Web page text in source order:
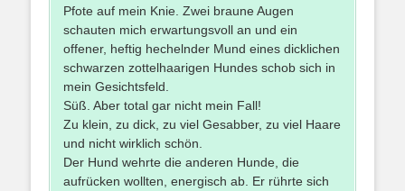
Pfote auf mein Knie. Zwei braune Augen
schauten mich erwartungsvoll an und ein
offener, heftig hechelnder Mund eines dicklichen
schwarzen zottelhaarigen Hundes schob sich in
mein Gesichtsfeld.
Süß. Aber total gar nicht mein Fall!
Zu klein, zu dick, zu viel Gesabber, zu viel Haare
und nicht wirklich schön.
Der Hund wehrte die anderen Hunde, die
aufrücken wollten, energisch ab. Er rührte sich